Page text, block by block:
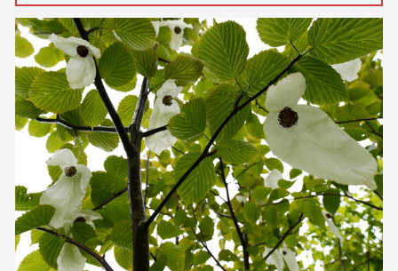
2026
mai (1)
2025
2024
2023
2022